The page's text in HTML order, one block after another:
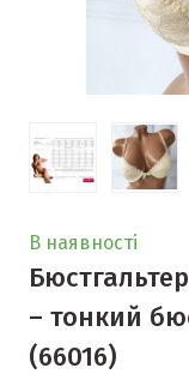
В наявності
– тонкий
(66016)